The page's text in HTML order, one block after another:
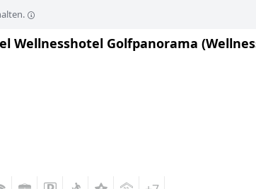
hotels
Wellnesshotel Golfpanorama